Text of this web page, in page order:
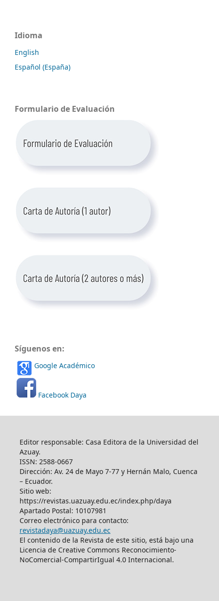
Idioma
English
Español (España)
Formulario de Evaluación
Síguenos en:
Google Académico
Facebook Daya
Editor responsable: Casa Editora de la Universidad del
Azuay.
ISSN: 2588-0667
Dirección: Av. 24 de Mayo 7-77 y Hernán Malo, Cuenca
– Ecuador.
Sitio web:
https://revistas.uazuay.edu.ec/index.php/daya
Apartado Postal: 10107981
Correo electrónico para contacto:
revistadaya@uazuay.edu.ec
El contenido de la Revista de este sitio, está bajo una
Licencia de Creative Commons Reconocimiento-
NoComercial-CompartirIgual 4.0 Internacional.